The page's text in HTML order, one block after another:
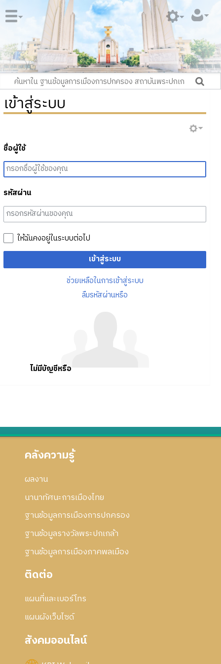
เข้าสู่ระบบ
ชื่อผู้ใช้
รหัสผ่าน
ให้ฉันคงอยู่ในระบบต่อไป
เข้าสู่ระบบ
ช่วยเหลือในการเข้าสู่ระบบ
ลืมรหัสผ่านหรือ
ไม่มีบัญชีหรือ
คลังความรู้
ผลงาน
นานาทัศนะการเมืองไทย
ฐานข้อมูลการเมืองการปกครอง
ฐานข้อมูลรางวัลพระปกเกล้า
ฐานข้อมูลการเมืองภาคพลเมือง
ติดต่อ
แผนที่และเบอร์โทร
แผนผังเว็บไซด์
สังคมออนไลน์